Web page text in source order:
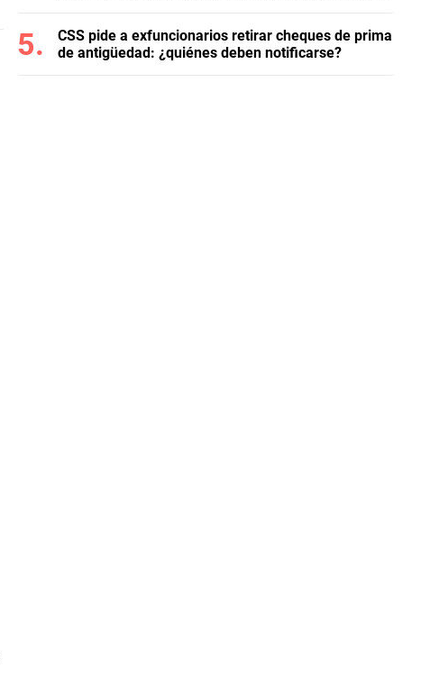
CSS pide a exfuncionarios retirar cheques de prima
de antigüedad: ¿quiénes deben notificarse?